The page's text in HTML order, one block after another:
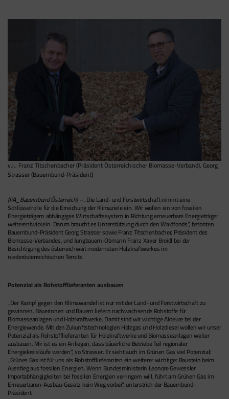
v.l.: Franz Titschenbacher (Präsident Österreichischer Biomasse-Verband), Georg
Strasser (Bauernbund-Präsident)
(PA_Bauernbund Österreich) – „Die Land- und Forstwirtschaft nimmt eine
Schlüsselrolle für die Erreichung der Klimaziele ein. Wir wollen ein von fossilen
Energieträgern abhängiges Wirtschaftssystem in Richtung erneuerbare Energieträger
weiterentwickeln. Darum braucht es Unterstützung durch den Waldfonds“, betonten
Bauernbund-Präsident Georg Strasser sowie Franz Titschenbacher, Präsident des
Biomasse-Verbandes, und Jungbauern-Obmann Franz Xaver Broidl bei der
Besichtigung des österreichweit modernsten Holzkraftwerkes im
niederösterreichischen Ternitz.
Potenzial als Rohstofflieferanten ausbauen
„Der Kampf gegen den Klimawandel ist nur mit der Land- und Forstwirtschaft zu
gewinnen. Bäuerinnen und Bauern liefern nachwachsende Rohstoffe für
Biomasseanlagen und Holzkraftwerke. Damit sind wir wichtige Akteure bei der
Energiewende. Mit den Zukunftstechnologien Holzgas und Holzdiesel wollen wir unser
Potenzial als Rohstofflieferanten für Holzkraftwerke und Biomasseanlagen weiter
ausbauen. Mir ist es ein Anliegen, dass bäuerliche Betriebe Teil regionaler
Energiekreisläufe werden“, so Strasser. Er sieht auch im Grünen Gas viel Potenzial:
„Grünes Gas ist für uns als Rohstofflieferanten ein weiterer wichtiger Baustein beim
Ausstieg aus fossilen Energien. Wenn Bundesministerin Leonore Gewessler
Importabhängigkeiten bei fossilen Energien verringern will, führt am Grünen Gas im
Erneuerbaren-Ausbau-Gesetz kein Weg vorbei“, unterstrich der Bauernbund-
Präsident.